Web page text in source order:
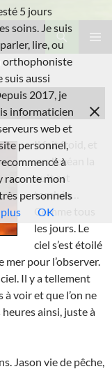
Il fait froid, et
sur l’océan la
nuit est
tombée…
Comme tous
les jours. Le
ciel s’est étoilé
mer pour l’observer.
Il y a tellement
à voir et que l’on ne
ainsi, juste à
Jason vie de pêche,
5 jours
soins. Je suis
lire, ou
orthophoniste
suis aussi
2017, je
informaticien
web et
personnel,
à
raconte mon
personnels
OK